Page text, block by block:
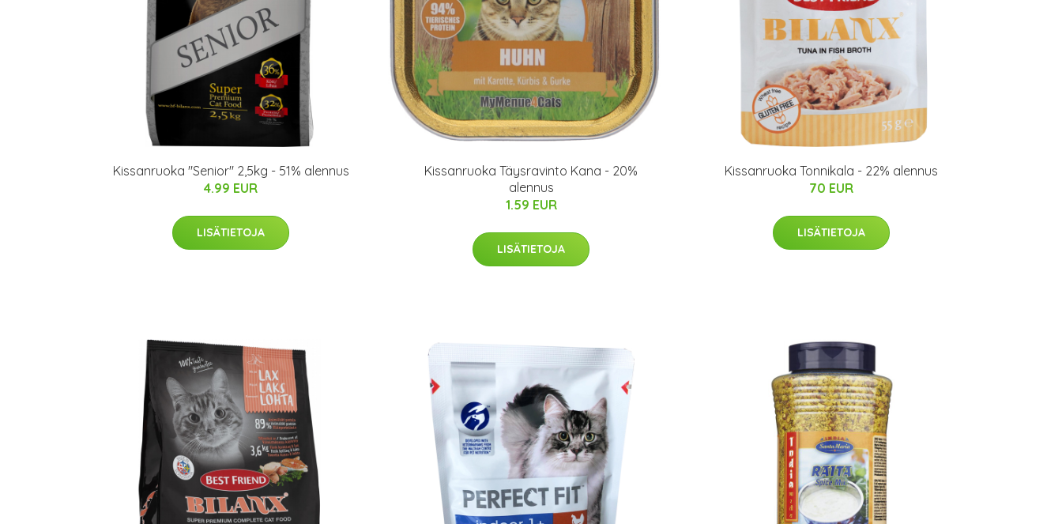
Kissanruoka "Senior" 2,5kg - 51% alennus
4.99 EUR
LISÄTIETOJA
Kissanruoka Täysravinto Kana - 20%
alennus
1.59 EUR
LISÄTIETOJA
Kissanruoka Tonnikala - 22% alennus
70 EUR
LISÄTIETOJA